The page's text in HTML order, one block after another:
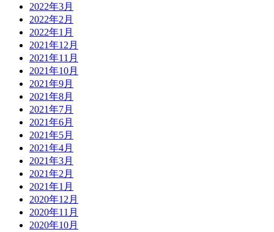
2022年3月
2022年2月
2022年1月
2021年12月
2021年11月
2021年10月
2021年9月
2021年8月
2021年7月
2021年6月
2021年5月
2021年4月
2021年3月
2021年2月
2021年1月
2020年12月
2020年11月
2020年10月